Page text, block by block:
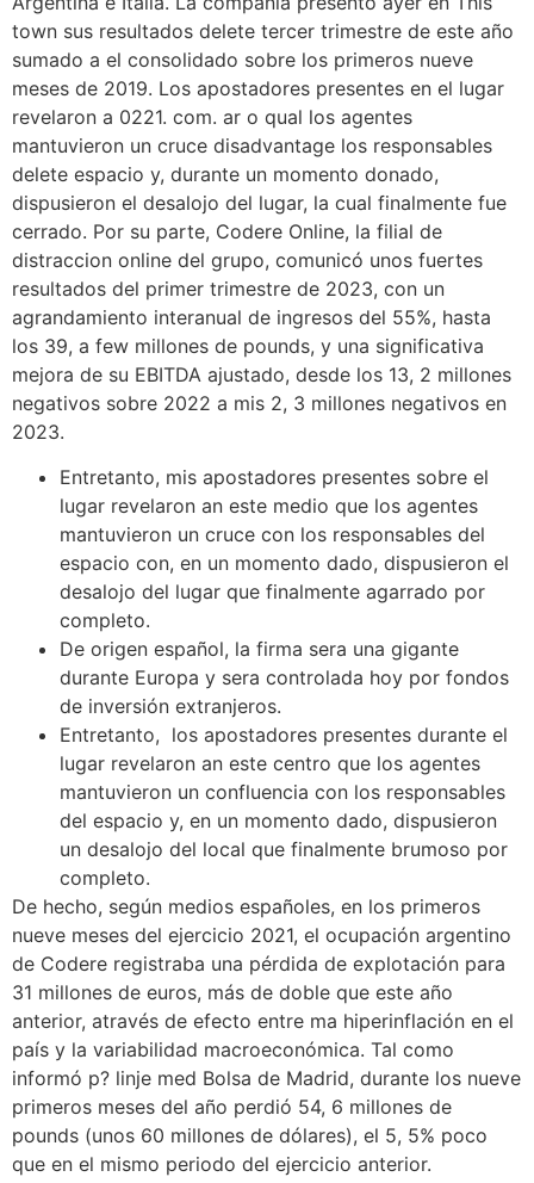
town sus resultados delete tercer trimestre de este año
sumado a el consolidado sobre los primeros nueve
meses de 2019. Los apostadores presentes en el lugar
revelaron a 0221. com. ar o qual los agentes
mantuvieron un cruce disadvantage los responsables
delete espacio y, durante un momento donado,
dispusieron el desalojo del lugar, la cual finalmente fue
cerrado. Por su parte, Codere Online, la filial de
distraccion online del grupo, comunicó unos fuertes
resultados del primer trimestre de 2023, con un
agrandamiento interanual de ingresos del 55%, hasta
los 39, a few millones de pounds, y una significativa
mejora de su EBITDA ajustado, desde los 13, 2 millones
negativos sobre 2022 a mis 2, 3 millones negativos en
2023.
Entretanto, mis apostadores presentes sobre el
lugar revelaron an este medio que los agentes
mantuvieron un cruce con los responsables del
espacio con, en un momento dado, dispusieron el
desalojo del lugar que finalmente agarrado por
completo.
De origen español, la firma sera una gigante
durante Europa y sera controlada hoy por fondos
de inversión extranjeros.
Entretanto, los apostadores presentes durante el
lugar revelaron an este centro que los agentes
mantuvieron un confluencia con los responsables
del espacio y, en un momento dado, dispusieron
un desalojo del local que finalmente brumoso por
completo.
De hecho, según medios españoles, en los primeros
nueve meses del ejercicio 2021, el ocupación argentino
de Codere registraba una pérdida de explotación para
31 millones de euros, más de doble que este año
anterior, através de efecto entre ma hiperinflación en el
país y la variabilidad macroeconómica. Tal como
informó p? linje med Bolsa de Madrid, durante los nueve
primeros meses del año perdió 54, 6 millones de
pounds (unos 60 millones de dólares), el 5, 5% poco
que en el mismo periodo del ejercicio anterior.